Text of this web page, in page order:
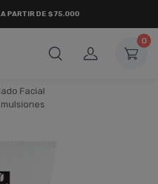
A PARTIR DE $75.000
0
Facial